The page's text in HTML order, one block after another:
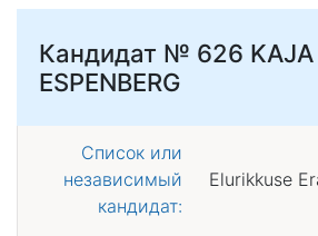
Кандидат № 626
ESPENBERG
Список или
независимый
кандидат:
Elurikkuse